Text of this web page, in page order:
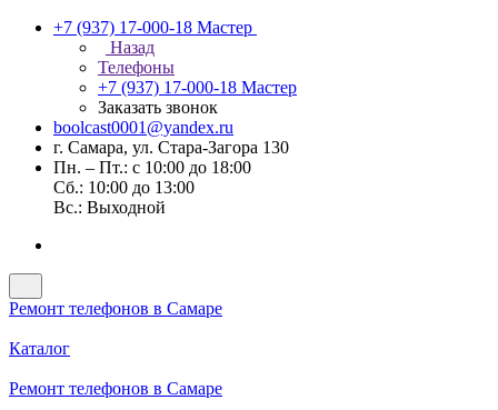
+7 (937) 17-000-18 Мастер
Назад
Телефоны
+7 (937) 17-000-18 Мастер
Заказать звонок
boolcast0001@yandex.ru
г. Самара, ул. Стара-Загора 130
Пн. – Пт.: с 10:00 до 18:00
Сб.: 10:00 до 13:00
Вс.: Выходной
Ремонт телефонов в Самаре
Каталог
Ремонт телефонов в Самаре